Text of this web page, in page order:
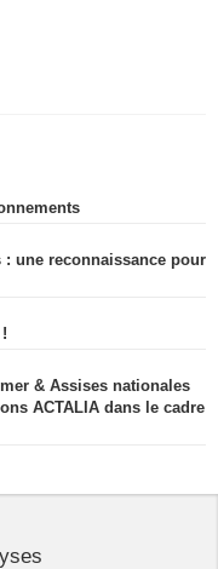
: une reconnaissance pour
& Assises nationales
ACTALIA dans le cadre